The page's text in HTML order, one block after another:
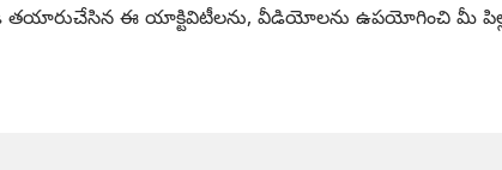
తయారుచేసిన ఈ యాక్టివిటీలను, వీడియోలను ఉపయోగించి మీ